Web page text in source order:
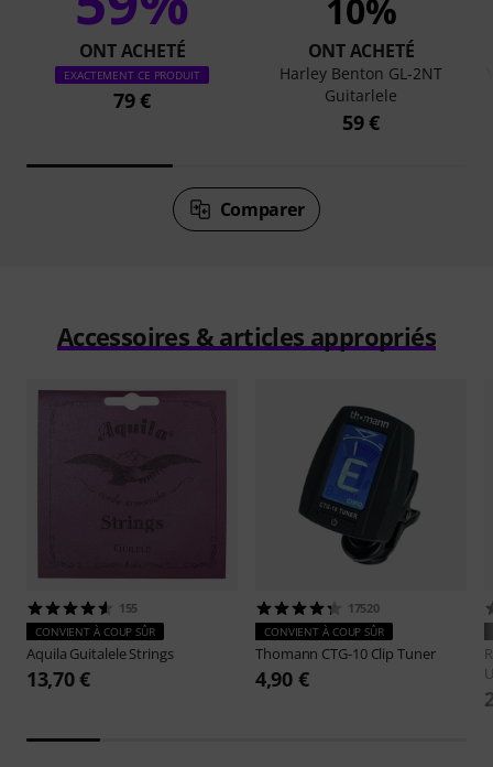
ONT ACHETÉ
EXACTEMENT CE PRODUIT
79 €
10%
ONT ACHETÉ
Harley Benton GL-2NT
Guitarlele
59 €
Comparer
Accessoires & articles appropriés
155
CONVIENT À COUP SÛR
Aquila Guitalele Strings
13,70 €
17520
CONVIENT À COUP SÛR
Thomann CTG-10 Clip Tuner
4,90 €